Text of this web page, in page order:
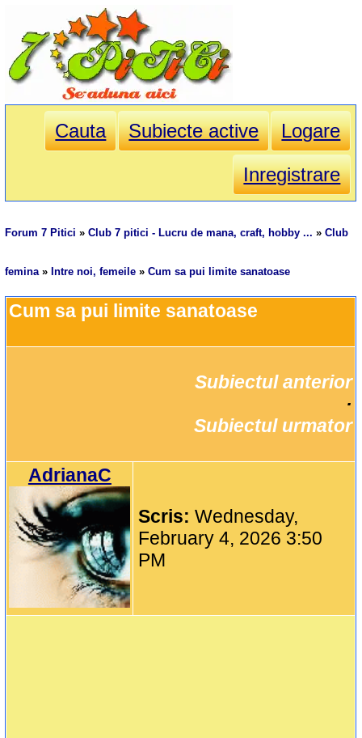
Cauta Subiecte active
Logare
Inregistrare
Forum 7 Pitici »Club 7 pitici - Lucru de mana, craft, hobby ... »Club
femina» Intre noi, femeile »Cum sa pui limite sanatoase
Cum sa pui limite sanatoase
Subiectul anterior
Subiectul urmator
AdrianaC
Scris:Wednesday,
February 4, 2026 3:50
PM